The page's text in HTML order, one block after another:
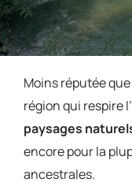
Moins réputée
région qui respire
paysages
encore pour la
ancestrales.